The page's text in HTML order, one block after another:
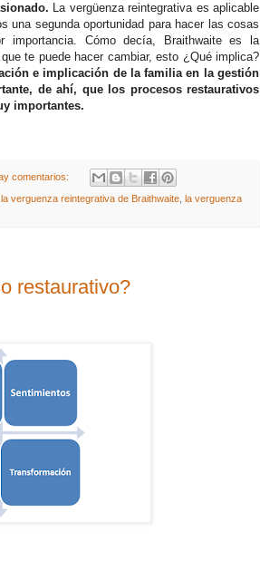
La vergüenza reintegrativa es aplicable
una segunda oportunidad para hacer las cosas
importancia. Cómo decía, Braithwaite es la
te puede hacer cambiar, esto ¿Qué implica?
e implicación de la familia en la gestión
de ahí, que los procesos restaurativos
importantes.
comentarios:
la verguenza reintegrativa de Braithwaite la verguenza
restaurativo?